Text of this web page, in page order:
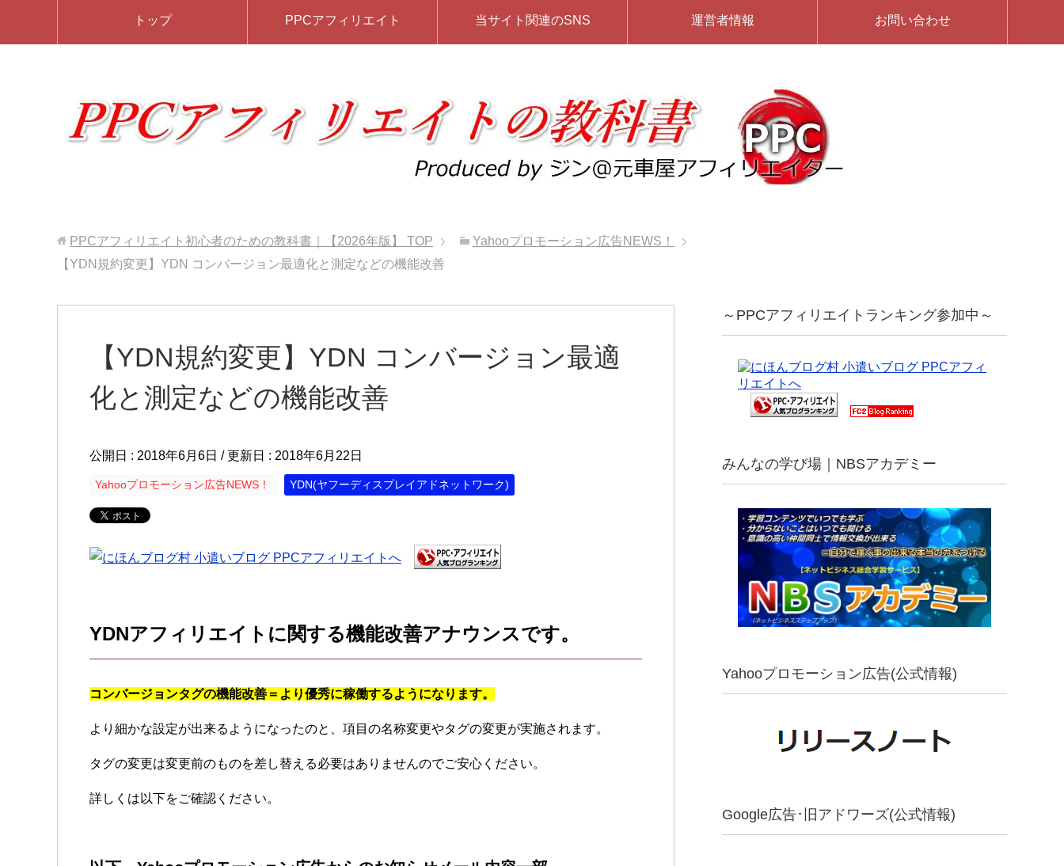
トップ PPCアフィリエイト 当サイト関連のSNS 運営者情報 お問い合わせ
PPCアフィリエイト初心者のための教科書｜【2026年版】 TOP
Yahooプロモーション広告NEWS！
【YDN規約変更】YDN コンバージョン最適化と測定などの機能改善
【YDN規約変更】YDN コンバージョン最適
化と測定などの機能改善
公開日 : 2018年6月6日 / 更新日 : 2018年6月22日
Yahooプロモーション広告NEWS！ YDN(ヤフーディスプレイアドネットワーク)
YDNアフィリエイトに関する機能改善アナウンスです。
コンバージョンタグの機能改善＝より優秀に稼働するようになります。
より細かな設定が出来るようになったのと、項目の名称変更やタグの変更が実施されます。
タグの変更は変更前のものを差し替える必要はありませんのでご安心ください。
詳しくは以下をご確認ください。
～PPCアフィリエイトランキング参加中～
みんなの学び場｜NBSアカデミー
Yahooプロモーション広告(公式情報)
Google広告･旧アドワーズ(公式情報)